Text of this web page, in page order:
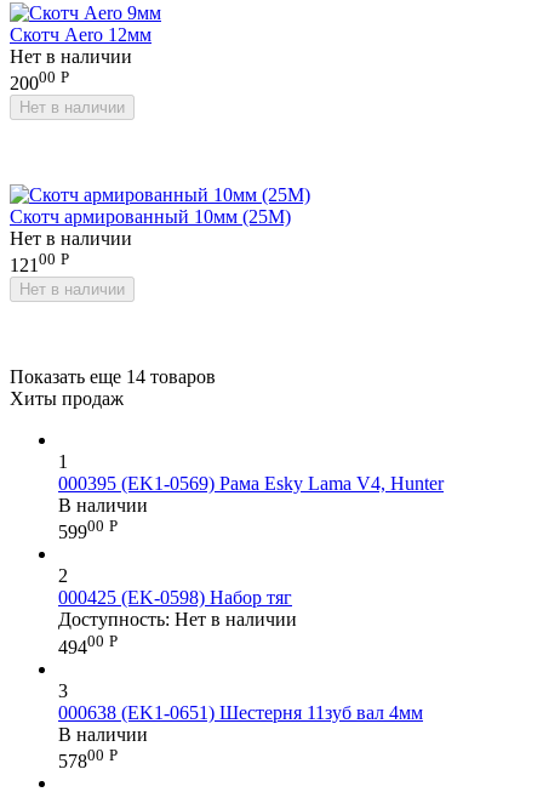
Скотч Aero 12мм
Нет в наличии
20000 Р
Нет в наличии
Скотч армированный 10мм (25М)
Нет в наличии
121 00 Р
Нет в наличии
Показать еще 14 товаров
Хиты продаж
1
000395 (EK1-0569) Рама Esky Lama V4, Hunter
В наличии
59900 Р
2
000425 (EK-0598) Набор тяг
Доступность: Нет в наличии
49400 Р
3
000638 (EK1-0651) Шестерня 11зуб вал 4мм
В наличии
57800 Р